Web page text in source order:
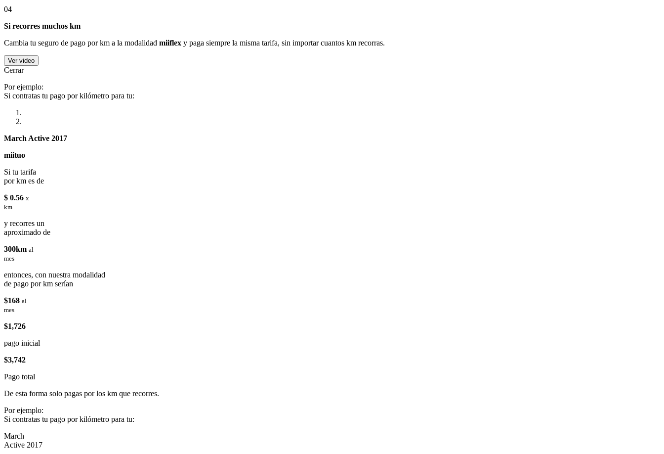
04
Si recorres muchos km
Cambia tu seguro de pago por km a la modalidad miiflex y paga siempre la misma tarifa, sin importar cuantos km recorras.
Ver video
Cerrar
Por ejemplo:
Si contratas tu pago por kilómetro para tu:
March Active 2017
miituo
Si tu tarifa
por km es de
$ 0.56 x
km
y recorres un
aproximado de
300km al
mes
entonces, con nuestra modalidad
de pago por km serían
$168 al
mes
$1,726
pago inicial
$3,742
Pago total
De esta forma solo pagas por los km que recorres.
Por ejemplo:
Si contratas tu pago por kilómetro para tu:
March
Active 2017